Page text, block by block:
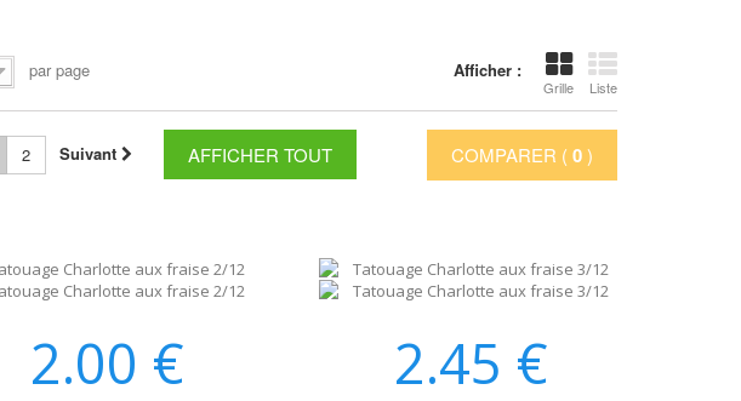
Afficher :
Grille Liste
par page
COMPARER ( 0)
AFFICHER TOUT
2 Suivant
2.00 € 2.45 €